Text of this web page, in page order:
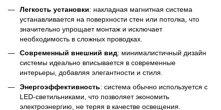
Легкость установки: накладная магнитная система
устанавливается на поверхности стен или потолка, что
значительно упрощает монтаж и исключает
необходимость в сложных проводках.
Современный внешний вид: минималистичный дизайн
системы идеально вписывается в современные
интерьеры, добавляя элегантности и стиля.
Энергоэффективность: система обычно используется с
LED-светильниками, что позволяет экономить
электроэнергию, не теряя в качестве освещения.